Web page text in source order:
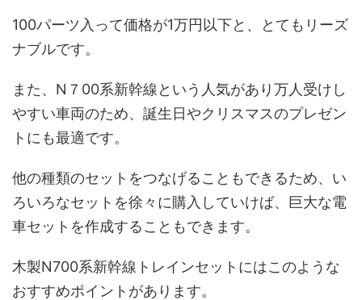
100パーツ入って価格が1万円以下と 、 とても リーズ
ナブルです。
また、 N７00系新幹線という 人気があり万人受け し
やすい車両のため、 誕生日やクリスマスのプレゼン
トにも最適です。
他の種類のセットをつなげることもできるため、 い
ろいろなセットを徐々に購入していけば、 巨大な電
車セットを作成することもできます。
木製N700系新幹線トレインセットにはこのような
おすすめポイントがあります。